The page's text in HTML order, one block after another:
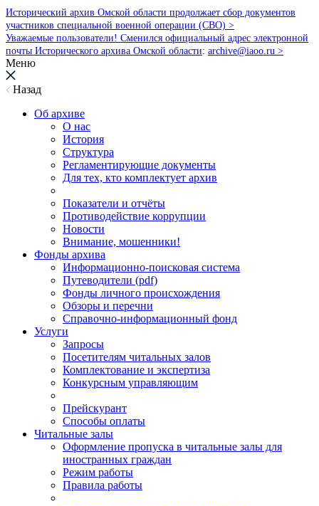
Исторический архив Омской области продолжает сбор документов
участников специальной военной операции (СВО) >
Уважаемые пользователи! Сменился официальный адрес электронной
почты Исторического архива Омской области: archive@iaoo.ru >
Меню
Назад
Об архиве
О нас
История
Структура
Регламентирующие документы
Для тех, кто комплектует архив
Показатели и отчёты
Противодействие коррупции
Новости
Внимание, мошенники!
Фонды архива
Информационно-поисковая система
Путеводители (pdf)
Фонды личного происхождения
Обзоры и перечни
Справочно-информационный фонд
Услуги
Запросы
Посетителям читальных залов
Комплектование и экспертиза
Конкурсным управляющим
Прейскурант
Способы оплаты
Читальные залы
Оформление пропуска в читальные залы для
иностранных граждан
Режим работы
Правила работы